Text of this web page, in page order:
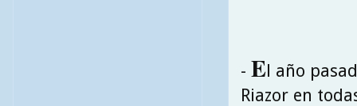
- El año
Riazor en